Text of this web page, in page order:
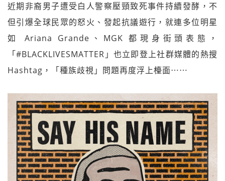
近期非裔男子遭受白人警察壓頸致死事件持續發酵，不
但引爆全球民眾的怒火、發起抗議遊行，就連多位明星
如 Ariana Grande、MGK 都現身街頭表態，
「#BLACKLIVESMATTER」也立即登上社群媒體的熱搜
Hashtag，「種族歧視」問題再度浮上檯面⋯⋯